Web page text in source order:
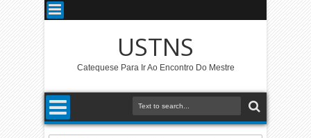
USTNS
Catequese Para Ir Ao Encontro Do Mestre